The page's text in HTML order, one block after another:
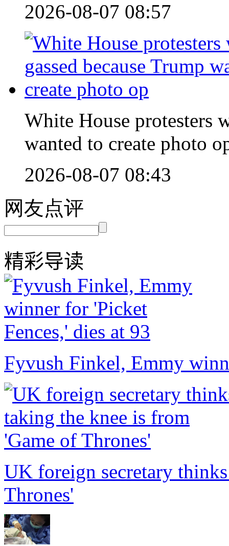
2026-08-07 08:57
White House protesters
wanted to create photo
2026-08-07 08:43
网友点评
精彩导读
Fyvush Finkel, Emmy
UK foreign secretary
Thrones'